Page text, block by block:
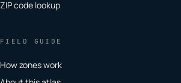
ZIP code lookup
FIELD GUIDE
How zones work